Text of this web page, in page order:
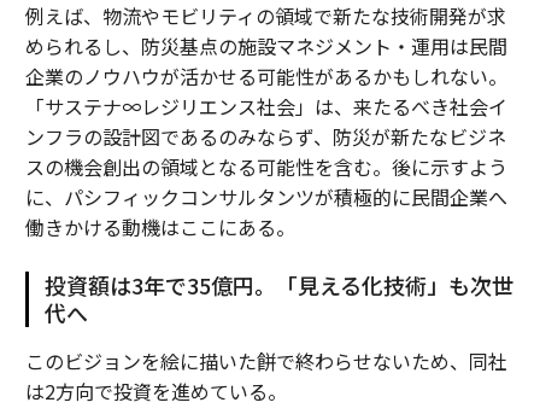
例えば、物流やモビリティの領域で新たな技術開発が求
められるし、防災基点の施設マネジメント・運用は民間
企業のノウハウが活かせる可能性があるかもしれない。
「サステナ∞レジリエンス社会」は、来たるべき社会イ
ンフラの設計図であるのみならず、防災が新たなビジネ
スの機会創出の領域となる可能性を含む。後に示すよう
に、パシフィックコンサルタンツが積極的に民間企業へ
働きかける動機はここにある。
投資額は3年で35億円。「見える化技術」も次世
代へ
このビジョンを絵に描いた餅で終わらせないため、同社
は2方向で投資を進めている。